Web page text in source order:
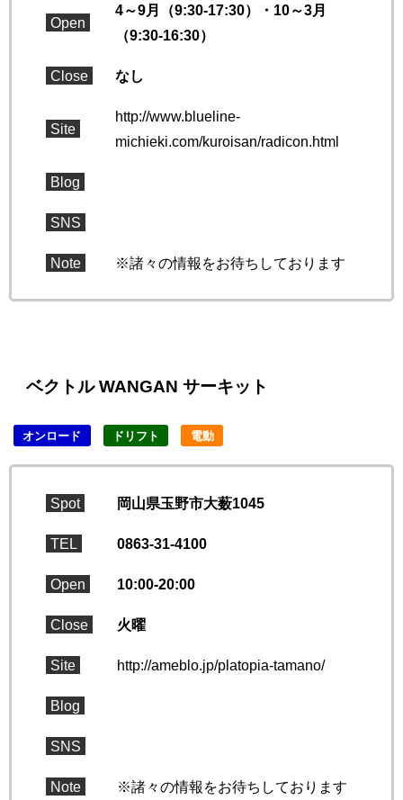
Open
4～9月（9:30-17:30）・10～3月
（9:30-16:30）
Close なし
Site
http://www.blueline-
michieki.com/kuroisan/radicon.html
Blog
SNS
Note ※諸々の情報をお待ちしております
ベクトル WANGAN サーキット
オンロード ドリフト 電動
Spot 岡山県玉野市大薮1045
TEL 0863-31-4100
Open 10:00-20:00
Close 火曜
Site http://ameblo.jp/platopia-tamano/
Blog
SNS
Note ※諸々の情報をお待ちしております